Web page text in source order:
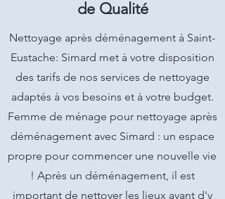
de Qualité
Nettoyage après déménagement à Saint-
Eustache: Simard met à votre disposition
des tarifs de nos services de nettoyage
adaptés à vos besoins et à votre budget.
Femme de ménage pour nettoyage après
déménagement avec Simard : un espace
propre pour commencer une nouvelle vie
! Après un déménagement, il est
important de nettoyer les lieux avant d'y